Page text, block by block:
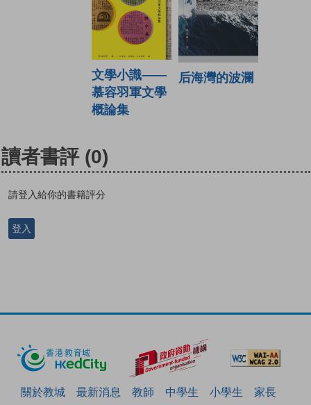
文學小識——
慕容羽軍文學
概論集
后海灣的波瀾
讀者書評 (0)
請登入給你的書籍評分
登入
關於教城 最新消息 教師 中學生 小學生
家長